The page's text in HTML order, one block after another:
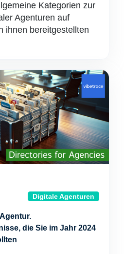
Kategorien zur
Agenturen auf
ihnen bereitgestellten
Digitale Agenturen
die Sie im Jahr 2024